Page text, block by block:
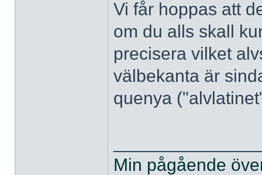
Vi får hoppas att
om du alls skall
precisera vilket
välbekanta är
quenya
Min pågående